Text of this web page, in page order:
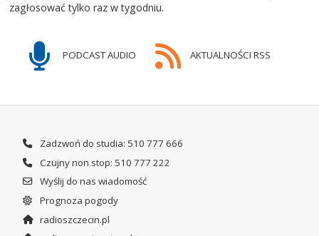
zagłosować tylko raz w tygodniu.
PODCAST AUDIO AKTUALNOŚCI RSS
Zadzwoń do studia: 510 777 666
Czujny non stop: 510 777 222
Wyślij do nas wiadomość
Prognoza pogody
radioszczecin.pl